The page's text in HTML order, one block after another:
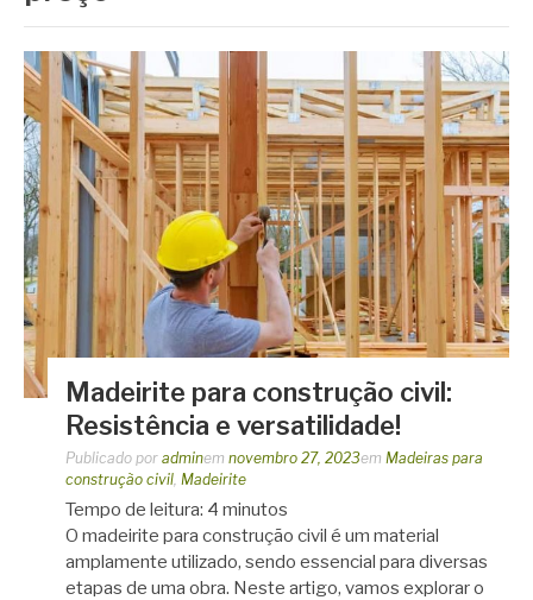
Madeirite para construção civil:
Resistência e versatilidade!
Publicado por adminem novembro 27, 2023em Madeiras para
construção civil Madeirite
Tempo de leitura: 4 minutos
O madeirite para construção civil é um material
amplamente utilizado, sendo essencial para diversas
etapas de uma obra. Neste artigo, vamos explorar o